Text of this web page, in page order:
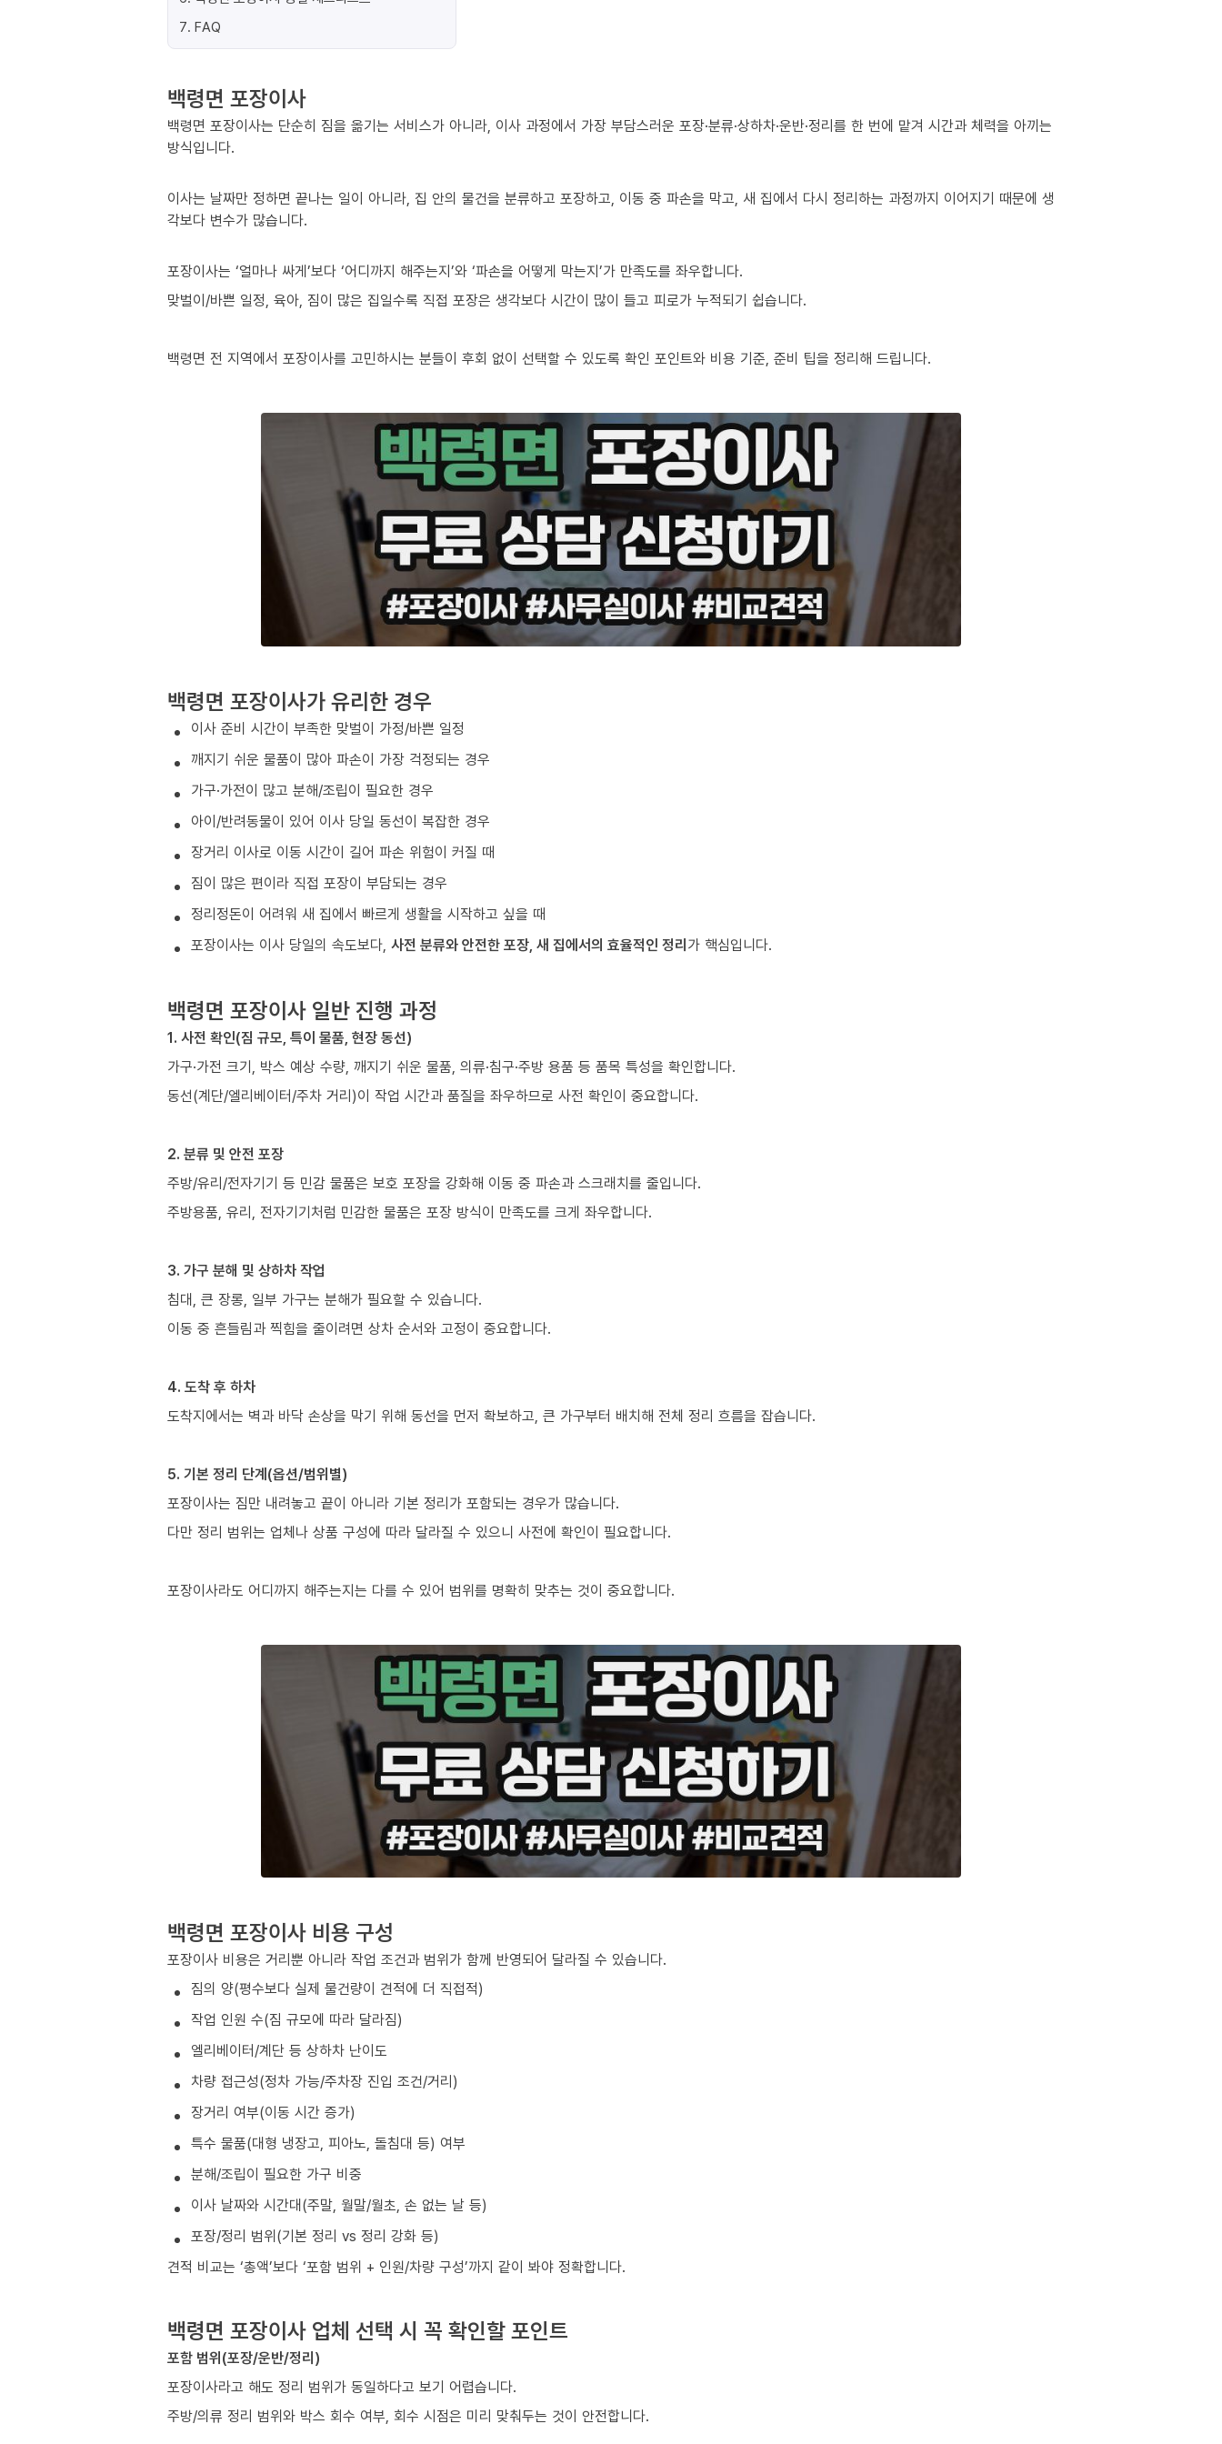
7. FAQ
백령면 포장이사
백령면 포장이사는 단순히 짐을 옮기는 서비스가 아니라, 이사 과정에서 가장 부담스러운 포장·분류·상하차·운반·정리를 한 번에 맡겨 시간과 체력을 아끼는
방식입니다.
이사는 날짜만 정하면 끝나는 일이 아니라, 집 안의 물건을 분류하고 포장하고, 이동 중 파손을 막고, 새 집에서 다시 정리하는 과정까지 이어지기 때문에 생
각보다 변수가 많습니다.
포장이사는 ‘얼마나 싸게’보다 ‘어디까지 해주는지’와 ‘파손을 어떻게 막는지’가 만족도를 좌우합니다.
맞벌이/바쁜 일정, 육아, 짐이 많은 집일수록 직접 포장은 생각보다 시간이 많이 들고 피로가 누적되기 쉽습니다.
백령면 전 지역에서 포장이사를 고민하시는 분들이 후회 없이 선택할 수 있도록 확인 포인트와 비용 기준, 준비 팁을 정리해 드립니다.
백령면 포장이사가 유리한 경우
이사 준비 시간이 부족한 맞벌이 가정/바쁜 일정
깨지기 쉬운 물품이 많아 파손이 가장 걱정되는 경우
가구·가전이 많고 분해/조립이 필요한 경우
아이/반려동물이 있어 이사 당일 동선이 복잡한 경우
장거리 이사로 이동 시간이 길어 파손 위험이 커질 때
짐이 많은 편이라 직접 포장이 부담되는 경우
정리정돈이 어려워 새 집에서 빠르게 생활을 시작하고 싶을 때
포장이사는 이사 당일의 속도보다, 사전 분류와 안전한 포장, 새 집에서의 효율적인 정리가 핵심입니다.
백령면 포장이사 일반 진행 과정
1. 사전 확인(짐 규모, 특이 물품, 현장 동선)
가구·가전 크기, 박스 예상 수량, 깨지기 쉬운 물품, 의류·침구·주방 용품 등 품목 특성을 확인합니다.
동선(계단/엘리베이터/주차 거리)이 작업 시간과 품질을 좌우하므로 사전 확인이 중요합니다.
2. 분류 및 안전 포장
주방/유리/전자기기 등 민감 물품은 보호 포장을 강화해 이동 중 파손과 스크래치를 줄입니다.
주방용품, 유리, 전자기기처럼 민감한 물품은 포장 방식이 만족도를 크게 좌우합니다.
3. 가구 분해 및 상하차 작업
침대, 큰 장롱, 일부 가구는 분해가 필요할 수 있습니다.
이동 중 흔들림과 찍힘을 줄이려면 상차 순서와 고정이 중요합니다.
4. 도착 후 하차
도착지에서는 벽과 바닥 손상을 막기 위해 동선을 먼저 확보하고, 큰 가구부터 배치해 전체 정리 흐름을 잡습니다.
5. 기본 정리 단계(옵션/범위별)
포장이사는 짐만 내려놓고 끝이 아니라 기본 정리가 포함되는 경우가 많습니다.
다만 정리 범위는 업체나 상품 구성에 따라 달라질 수 있으니 사전에 확인이 필요합니다.
포장이사라도 어디까지 해주는지는 다를 수 있어 범위를 명확히 맞추는 것이 중요합니다.
백령면 포장이사 비용 구성
포장이사 비용은 거리뿐 아니라 작업 조건과 범위가 함께 반영되어 달라질 수 있습니다.
짐의 양(평수보다 실제 물건량이 견적에 더 직접적)
작업 인원 수(짐 규모에 따라 달라짐)
엘리베이터/계단 등 상하차 난이도
차량 접근성(정차 가능/주차장 진입 조건/거리)
장거리 여부(이동 시간 증가)
특수 물품(대형 냉장고, 피아노, 돌침대 등) 여부
분해/조립이 필요한 가구 비중
이사 날짜와 시간대(주말, 월말/월초, 손 없는 날 등)
포장/정리 범위(기본 정리 vs 정리 강화 등)
견적 비교는 ‘총액’보다 ‘포함 범위 + 인원/차량 구성’까지 같이 봐야 정확합니다.
백령면 포장이사 업체 선택 시 꼭 확인할 포인트
포함 범위(포장/운반/정리)
포장이사라고 해도 정리 범위가 동일하다고 보기 어렵습니다.
주방/의류 정리 범위와 박스 회수 여부, 회수 시점은 미리 맞춰두는 것이 안전합니다.